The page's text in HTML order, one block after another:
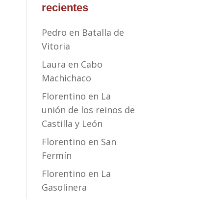
recientes
Pedro en Batalla de
Vitoria
Laura en Cabo
Machichaco
Florentino en La
unión de los reinos de
Castilla y León
Florentino en San
Fermín
Florentino en La
Gasolinera